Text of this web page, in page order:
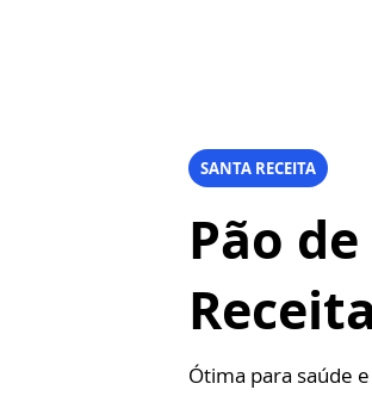
SANTA RECEITA
Pão
Receita
Ótima para saúde